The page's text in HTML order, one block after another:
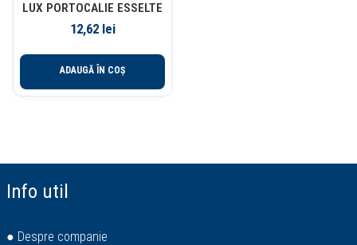
LUX PORTOCALIE ESSELTE
12,62 lei
ADAUGĂ ÎN COȘ
Info util
● Despre companie